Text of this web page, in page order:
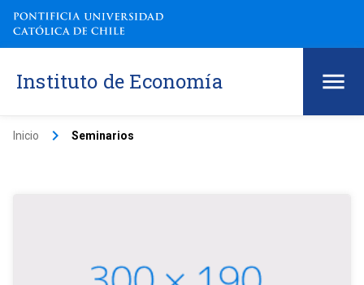
Instituto de Economía
Inicio keyboard_arrow_right Seminarios